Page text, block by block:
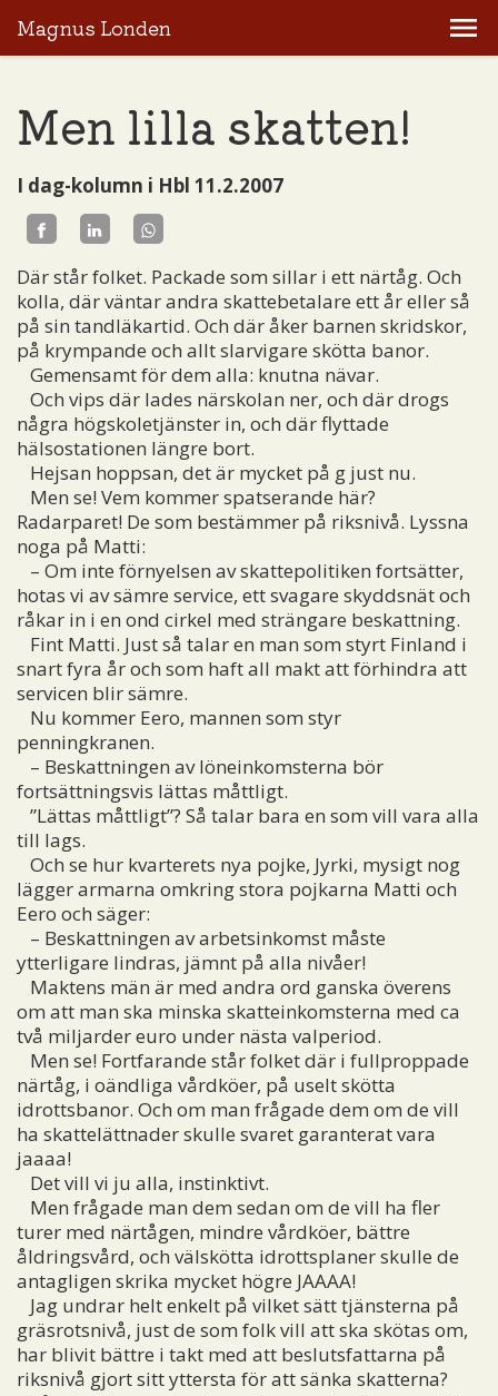
Magnus Londen
Men lilla skatten!
I dag-kolumn i Hbl 11.2.2007
Där står folket. Packade som sillar i ett närtåg. Och
kolla, där väntar andra skattebetalare ett år eller så
på sin tandläkartid. Och där åker barnen skridskor,
på krympande och allt slarvigare skötta banor.
Gemensamt för dem alla: knutna nävar.
Och vips där lades närskolan ner, och där drogs
några högskoletjänster in, och där flyttade
hälsostationen längre bort.
Hejsan hoppsan, det är mycket på g just nu.
Men se! Vem kommer spatserande här?
Radarparet! De som bestämmer på riksnivå. Lyssna
noga på Matti:
– Om inte förnyelsen av skattepolitiken fortsätter,
hotas vi av sämre service, ett svagare skyddsnät och
råkar in i en ond cirkel med strängare beskattning.
Fint Matti. Just så talar en man som styrt Finland i
snart fyra år och som haft all makt att förhindra att
servicen blir sämre.
Nu kommer Eero, mannen som styr
penningkranen.
– Beskattningen av löneinkomsterna bör
fortsättningsvis lättas måttligt.
”Lättas måttligt”? Så talar bara en som vill vara alla
till lags.
Och se hur kvarterets nya pojke, Jyrki, mysigt nog
lägger armarna omkring stora pojkarna Matti och
Eero och säger:
– Beskattningen av arbetsinkomst måste
ytterligare lindras, jämnt på alla nivåer!
Maktens män är med andra ord ganska överens
om att man ska minska skatteinkomsterna med ca
två miljarder euro under nästa valperiod.
Men se! Fortfarande står folket där i fullproppade
närtåg, i oändliga vårdköer, på uselt skötta
idrottsbanor. Och om man frågade dem om de vill
ha skattelättnader skulle svaret garanterat vara
jaaaa!
Det vill vi ju alla, instinktivt.
Men frågade man dem sedan om de vill ha fler
turer med närtågen, mindre vårdköer, bättre
åldringsvård, och välskötta idrottsplaner skulle de
antagligen skrika mycket högre JAAAA!
Jag undrar helt enkelt på vilket sätt tjänsterna på
gräsrotsnivå, just de som folk vill att ska skötas om,
har blivit bättre i takt med att beslutsfattarna på
riksnivå gjort sitt yttersta för att sänka skatterna?